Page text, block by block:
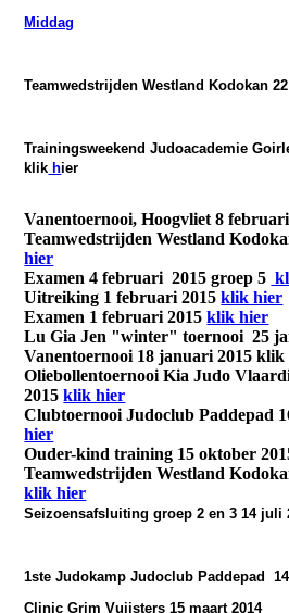
Middag
Teamwedstrijden Westland Kodokan
Trainingsweekend Judoacademie
klik hier
Vanentoernooi, Hoogvliet 8
Teamwedstrijden Westland
hier
Examen 4 februari 2015 groep 5
Uitreiking 1 februari 2015klik hier
Examen 1 februari 2015klik hier
Lu Gia Jen "winter" toernooi 25
Vanentoernooi 18 januari 2015 klik
Oliebollentoernooi Kia Judo
2015klik hier
Clubtoernooi Judoclub Paddepad
hier
Ouder-kind training 15 oktober
Teamwedstrijden Westland
klik hier
Seizoensafsluiting groep 2 en 3 14 juli
1ste Judokamp Judoclub Paddepad
Clinic Grim Vuijsters 15 maart 2014